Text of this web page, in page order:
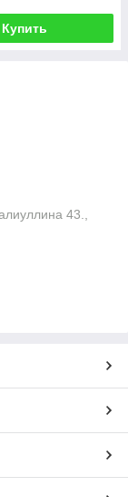
Купить
43.,